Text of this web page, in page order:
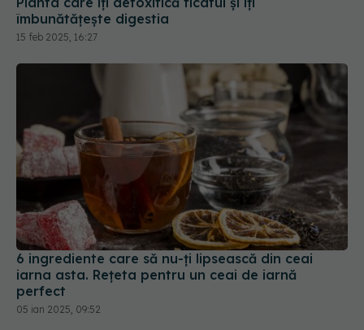
6 ingrediente care să nu-ți lipsească din ceai
iarna asta. Rețeta pentru un ceai de iarnă
perfect
05 ian 2025, 09:52